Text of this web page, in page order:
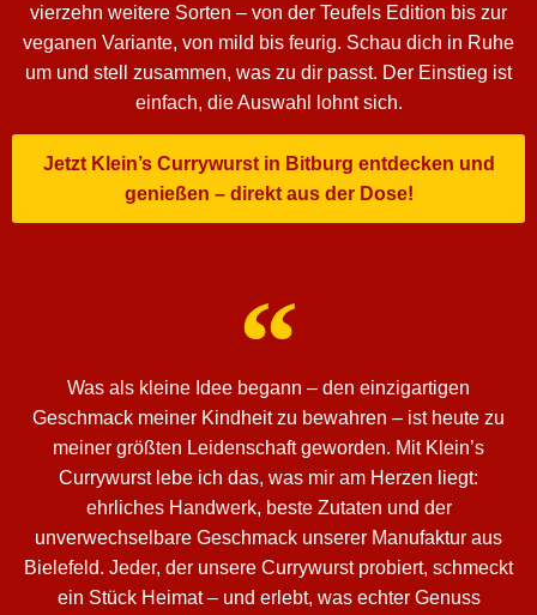
vierzehn weitere Sorten – von der Teufels Edition bis zur
veganen Variante, von mild bis feurig. Schau dich in Ruhe
um und stell zusammen, was zu dir passt. Der Einstieg ist
einfach, die Auswahl lohnt sich.
Jetzt Klein’s Currywurst in Bitburg entdecken und
genießen – direkt aus der Dose!
Was als kleine Idee begann – den einzigartigen
Geschmack meiner Kindheit zu bewahren – ist heute zu
meiner größten Leidenschaft geworden. Mit Klein’s
Currywurst lebe ich das, was mir am Herzen liegt:
ehrliches Handwerk, beste Zutaten und der
unverwechselbare Geschmack unserer Manufaktur aus
Bielefeld. Jeder, der unsere Currywurst probiert, schmeckt
ein Stück Heimat – und erlebt, was echter Genuss